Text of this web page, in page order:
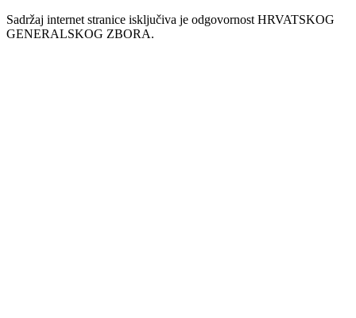
Sadržaj internet stranice isključiva je odgovornost HRVATSKOG
GENERALSKOG ZBORA.